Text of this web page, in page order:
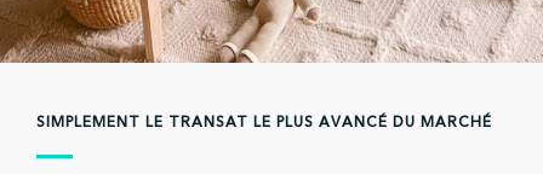
SIMPLEMENT LE TRANSAT LE PLUS AVANCÉ DU MARCHÉ